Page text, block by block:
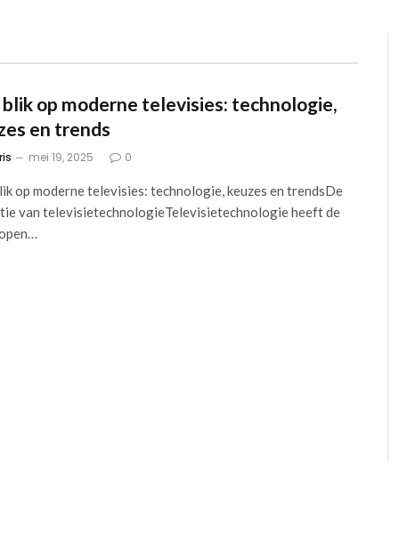
blik op moderne televisies: technologie,
en trends
mei 19, 2025 0
op moderne televisies: technologie, keuzes en trendsDe
van televisietechnologieTelevisietechnologie heeft de